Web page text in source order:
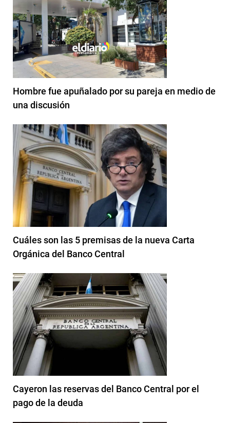
Hombre fue apuñalado por su pareja en medio de
una discusión
Cuáles son las 5 premisas de la nueva Carta
Orgánica del Banco Central
Cayeron las reservas del Banco Central por el
pago de la deuda